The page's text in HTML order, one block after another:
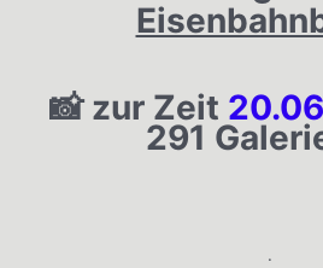
📸 zur Zeit
291
.